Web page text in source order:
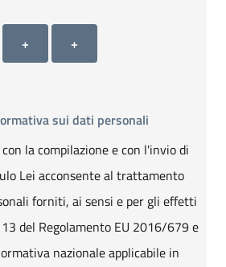
Allegato 3
+
Allegato 4
+
sui dati personali
la compilazione e con l'invio di
Lei acconsente al trattamento
forniti, ai sensi e per gli effetti
del Regolamento EU 2016/679 e
nazionale applicabile in